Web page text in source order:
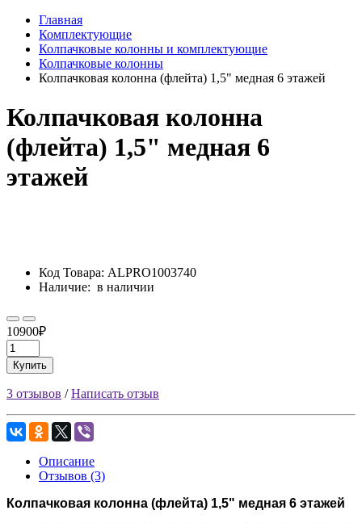
Главная
Комплектующие
Колпачковые колонны и комплектующие
Колпачковые колонны
Колпачковая колонна (флейта) 1,5" медная 6 этажей
Колпачковая колонна
(флейта) 1,5" медная 6
этажей
Код Товара: ALPRO1003740
Наличие: в наличии
10900₽
Купить
3 отзывов /Написать отзыв
Описание
Отзывов (3)
Колпачковая колонна (флейта) 1,5" медная 6 этажей